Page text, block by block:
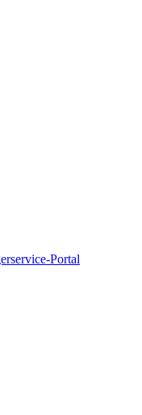
Portal